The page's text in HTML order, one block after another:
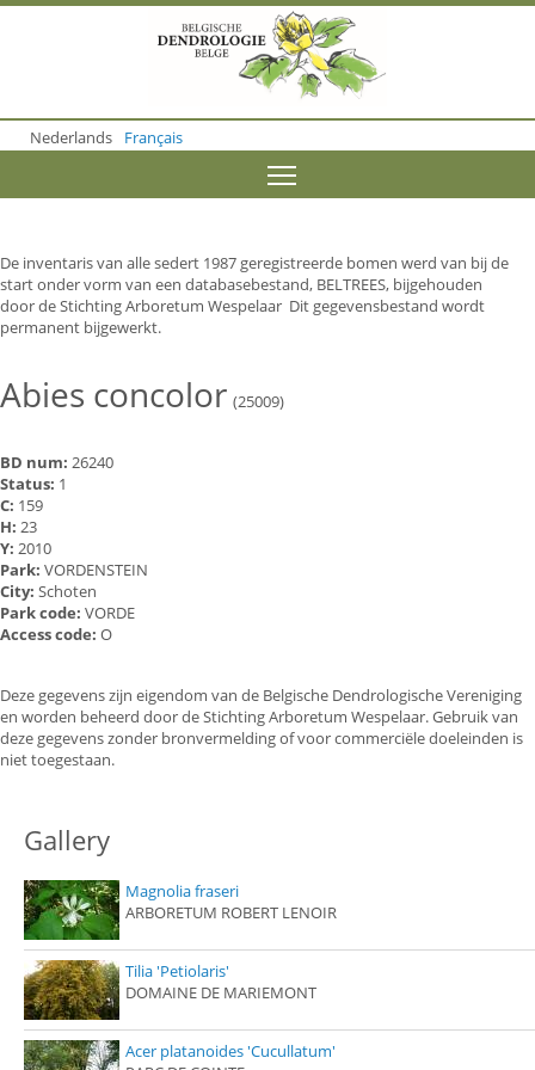
o
m
o
n
t
e
n
Nederlands Français
De inventaris van alle sedert 1987 geregistreerde bomen werd van bij de
start onder vorm van een databasebestand, BELTREES, bijgehouden
door de Stichting Arboretum Wespelaar Dit gegevensbestand wordt
permanent bijgewerkt.
Abies concolor (25009)
BD num: 26240
Status: 1
C: 159
H: 23
Y: 2010
Park: VORDENSTEIN
City: Schoten
Park code: VORDE
Access code: O
Deze gegevens zijn eigendom van de Belgische Dendrologische Vereniging
en worden beheerd door de Stichting Arboretum Wespelaar. Gebruik van
deze gegevens zonder bronvermelding of voor commerciële doeleinden is
niet toegestaan.
Gallery
Magnolia fraseri
ARBORETUM ROBERT LENOIR
Tilia 'Petiolaris'
DOMAINE DE MARIEMONT
Acer platanoides 'Cucullatum'